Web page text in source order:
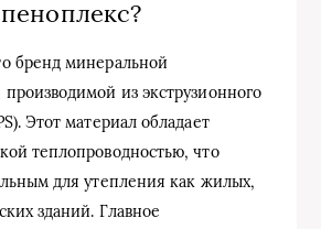
бренд минеральной
из экструзионного
Этот материал обладает
теплопроводностью, что
для утепления как жилых,
зданий. Главное